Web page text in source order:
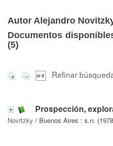
Autor Alejandro
Documentos
(5)
Refinar
Prospección,
Novitzky / Buenos Aires : s.n.